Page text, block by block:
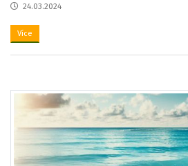
24.03.2024
Více